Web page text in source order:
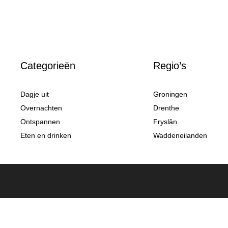
Categorieën
Dagje uit
Overnachten
Ontspannen
Eten en drinken
Regio’s
Groningen
Drenthe
Fryslân
Waddeneilanden